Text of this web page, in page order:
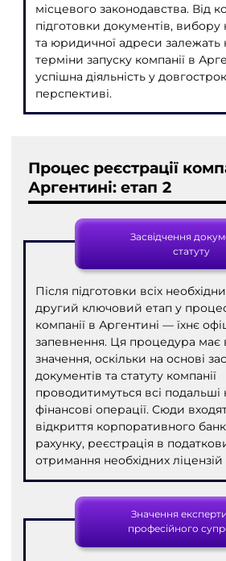
місцевого законодавства. Від
підготовки документів,
та юридичної адреси
терміни запуску компанії в
успішна діяльність у
перспективі.
Процес реєстрації
Аргентині: етап 2
Засвідчення
статуту
Після підготовки всіх
другий ключовий етап у
компанії в Аргентині — їхнє
запевнення. Ця процедура має
значення, оскільки на основі
документів та статуту компанії
проводитимуться всі подальші
фінансові операції. Сюди
відкриття корпоративного
рахунку, реєстрація в
отримання необхідних ліцензій
Значення
професійного